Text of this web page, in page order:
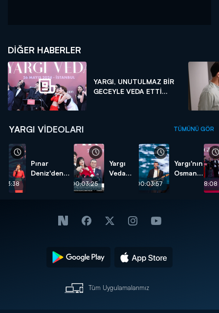
DIĞER HABERLER
YARGI, UNUTULMAZ BİR
GECEYLE VEDA ETTİ...
YARGI VIDEOLARI TÜMÜNÜ GÖR
Pınar
Deniz'den
00:03:25
Yargı
Veda
Haber
00:03:57
Yargı'nın
Osman'ı
00:08:08
Tüm Uygulamalarımız